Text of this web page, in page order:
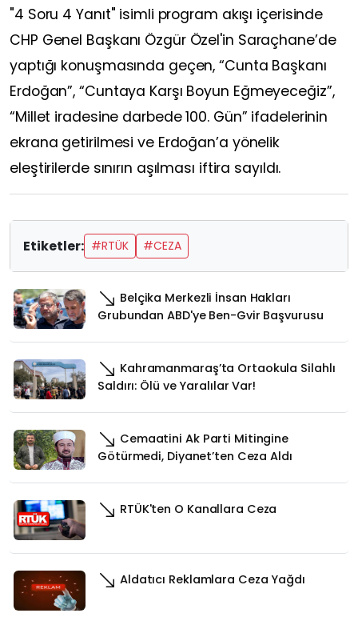
"4 Soru 4 Yanıt" isimli program akışı içerisinde
CHP Genel Başkanı Özgür Özel'in Saraçhane’de
yaptığı konuşmasında geçen, “Cunta Başkanı
Erdoğan”, “Cuntaya Karşı Boyun Eğmeyeceğiz”,
“Millet iradesine darbede 100. Gün” ifadelerinin
ekrana getirilmesi ve Erdoğan’a yönelik
eleştirilerde sınırın aşılması iftira sayıldı.
Etiketler: #RTÜK #CEZA
Belçika Merkezli İnsan Hakları
Grubundan ABD'ye Ben-Gvir Başvurusu
Kahramanmaraş’ta Ortaokula Silahlı
Saldırı: Ölü ve Yaralılar Var!
Cemaatini Ak Parti Mitingine
Götürmedi, Diyanet’ten Ceza Aldı
RTÜK'ten O Kanallara Ceza
Aldatıcı Reklamlara Ceza Yağdı